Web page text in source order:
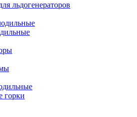
льдогенераторов
горки